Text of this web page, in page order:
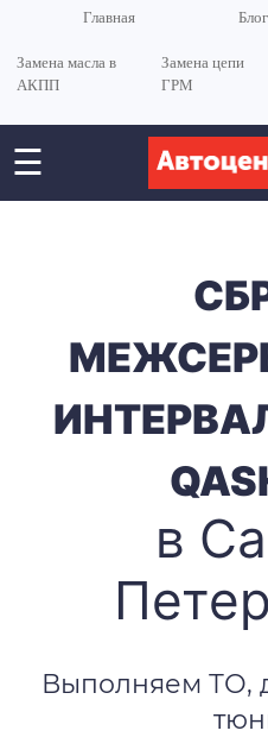
Главная Блог
Замена масла в
АКПП
Замена цепи
ГРМ
☰
в
Выполняем ТО,